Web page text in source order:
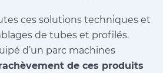
ces solutions techniques et
de tubes et profilés.
d’un parc machines
de ces produits